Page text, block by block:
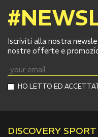
Iscriviti alla nostra
nostre offerte e
HO LETTO ED
DISCOVERY SPORT